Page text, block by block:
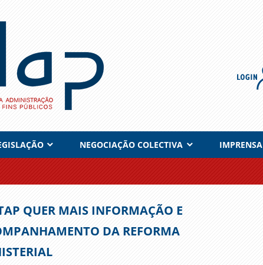
NEGOCIAÇÃO COLECTIVA IMPRENSA
QUER MAIS INFORMAÇÃO E
DA REFORMA